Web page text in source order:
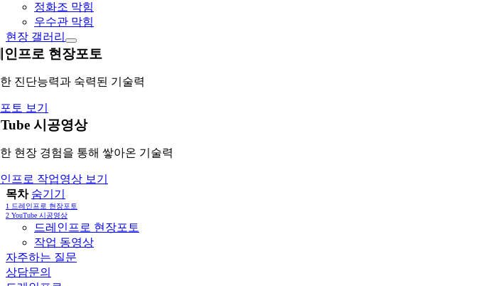
정화조 막힘
우수관 막힘
현장 갤러리
인프로 현장포토
진단능력과 숙력된 기술력
토 보기
시공영상
현장 경험을 통해 쌓아온 기술력
프로 작업영상 보기
목차 숨기기
1 드레인프로 현장포토
2 YouTube 시공영상
드레인프로 현장포토
작업 동영상
자주하는 질문
상담문의